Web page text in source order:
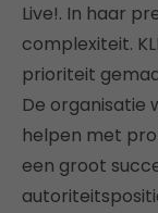
Live!. In haar
complexiteit.
prioriteit
De organisatie
helpen met
een groot